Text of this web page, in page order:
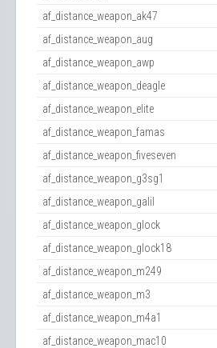
af_distance_weapon_ak47
af_distance_weapon_aug
af_distance_weapon_awp
af_distance_weapon_deagle
af_distance_weapon_elite
af_distance_weapon_famas
af_distance_weapon_fiveseven
af_distance_weapon_g3sg1
af_distance_weapon_galil
af_distance_weapon_glock
af_distance_weapon_glock18
af_distance_weapon_m249
af_distance_weapon_m3
af_distance_weapon_m4a1
af_distance_weapon_mac10